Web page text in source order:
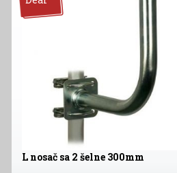
L nosač sa 2 šelne 300mm